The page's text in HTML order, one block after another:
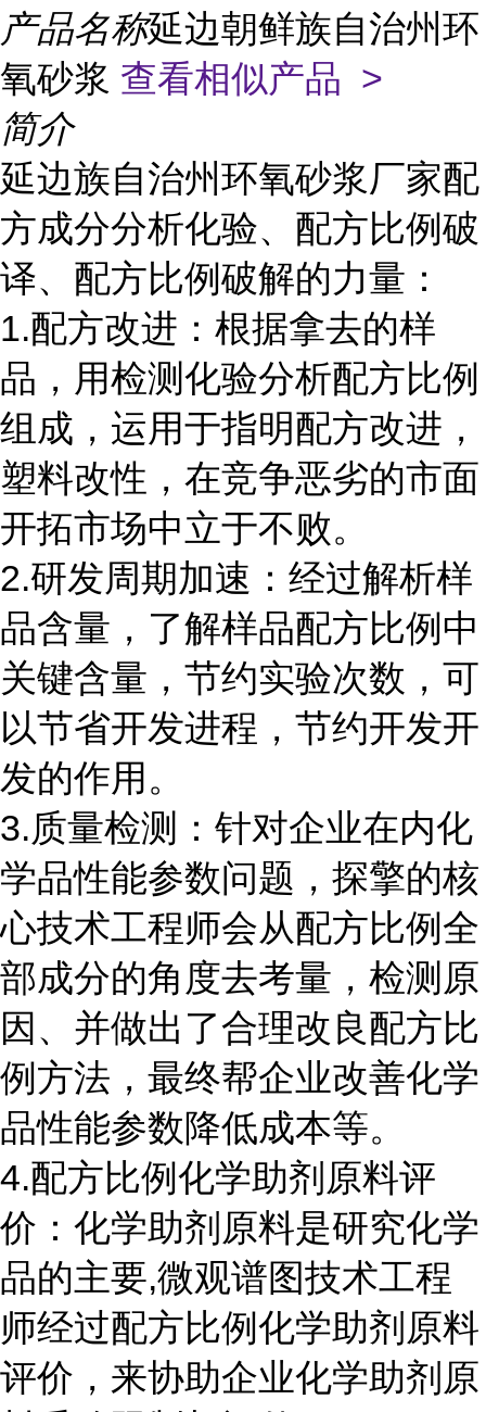
产品名称延边朝鲜族自治州环
氧砂浆 查看相似产品 >
简介
延边族自治州环氧砂浆厂家配
方成分分析化验、配方比例破
译、配方比例破解的力量：
1.配方改进：根据拿去的样
品，用检测化验分析配方比例
组成，运用于指明配方改进，
塑料改性，在竞争恶劣的市面
开拓市场中立于不败。
2.研发周期加速：经过解析样
品含量，了解样品配方比例中
关键含量，节约实验次数，可
以节省开发进程，节约开发开
发的作用。
3.质量检测：针对企业在内化
学品性能参数问题，探擎的核
心技术工程师会从配方比例全
部成分的角度去考量，检测原
因、并做出了合理改良配方比
例方法，最终帮企业改善化学
品性能参数降低成本等。
4.配方比例化学助剂原料评
价：化学助剂原料是研究化学
品的主要,微观谱图技术工程
师经过配方比例化学助剂原料
评价，来协助企业化学助剂原